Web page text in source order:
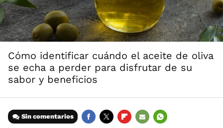
Cómo identificar cuándo el aceite de oliva
se echa a perder para disfrutar de su
sabor y beneficios
Sin comentarios